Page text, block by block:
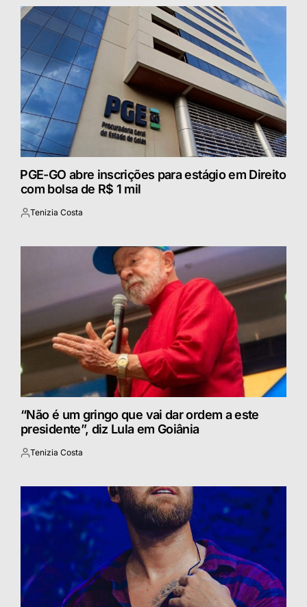
⁠PGE-GO abre inscrições para estágio em Direito
com bolsa de R$ 1 mil
Postado
Tenizia Costa
“Não é um gringo que vai dar ordem a este
presidente”, diz Lula em Goiânia
Postado
Tenizia Costa